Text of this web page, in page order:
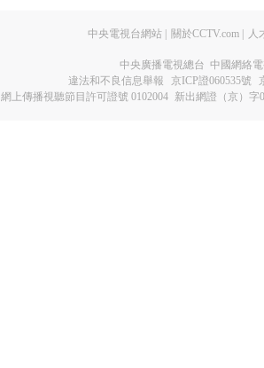
中央電視台網站 關於CCTV.com 人
中央廣播電視總台 中國網絡
違法和不良信息舉報
京ICP證060535號
網上傳播視聽節目許可證號 0102004 新出網證（京）